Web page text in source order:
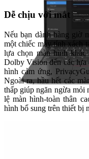
Dễ chịu với mắt
Nếu bạn dành hàng giờ
một chiếc máy tính xách
lựa chọn màn hình
Dolby Vision đến các lựa
hình cảm ứng,
Ngoài ra, hầu hết các
thấp giúp ngăn ngừa mỏi
lệ màn hình-toàn thân
hình bổ sung trên thiết bị